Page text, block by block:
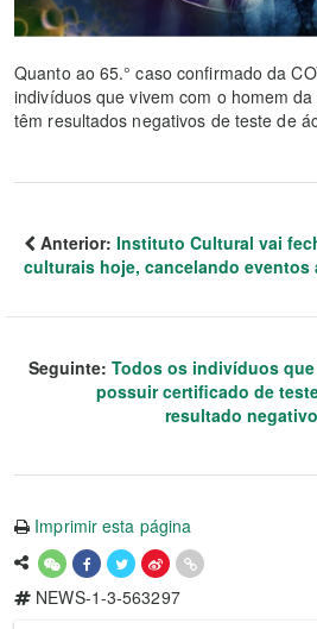
Quanto ao 65.° caso confirmado da
indivíduos que vivem com o homem
têm resultados negativos de teste de
Anterior: Instituto Cultural vai
culturais hoje, cancelando
Seguinte: Todos os indivíduos
possuir certificado de
resultado
Imprimir esta página
NEWS-1-3-563297